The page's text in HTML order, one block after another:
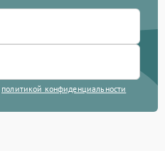
политикой конфиденциальности